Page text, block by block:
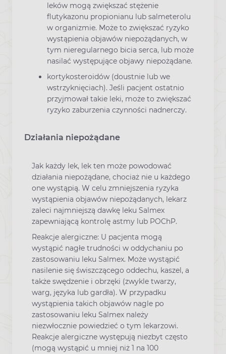
leków mogą zwiększać stężenie
flutykazonu propionianu lub salmeterolu
w organizmie. Może to zwiększać ryzyko
wystąpienia objawów niepożądanych, w
tym nieregularnego bicia serca, lub może
nasilać występujące objawy niepożądane.
kortykosteroidów (doustnie lub we
wstrzyknięciach). Jeśli pacjent ostatnio
przyjmował takie leki, może to zwiększać
ryzyko zaburzenia czynności nadnerczy.
Działania niepożądane
Jak każdy lek, lek ten może powodować
działania niepożądane, chociaż nie u każdego
one wystąpią. W celu zmniejszenia ryzyka
wystąpienia objawów niepożądanych, lekarz
zaleci najmniejszą dawkę leku Salmex
zapewniającą kontrolę astmy lub POChP.
Reakcje alergiczne: U pacjenta mogą
wystąpić nagłe trudności w oddychaniu po
zastosowaniu leku Salmex. Może wystąpić
nasilenie się świszczącego oddechu, kaszel, a
także swędzenie i obrzęki (zwykle twarzy,
warg, języka lub gardła). W przypadku
wystąpienia takich objawów nagle po
zastosowaniu leku Salmex należy
niezwłocznie powiedzieć o tym lekarzowi.
Reakcje alergiczne występują niezbyt często
(mogą wystąpić u mniej niż 1 na 100